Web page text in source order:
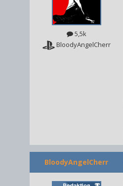
5,5k
BloodyAngelCherr
BloodyAngelCherr